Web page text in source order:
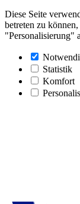
Diese Seite
betreten zu
"Personalisierung"
Statistik
Komfort